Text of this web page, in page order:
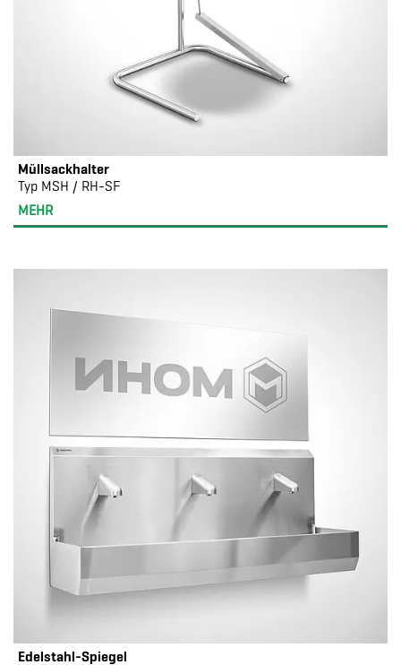
Müllsackhalter
Typ MSH / RH-SF
MEHR
Edelstahl-Spiegel